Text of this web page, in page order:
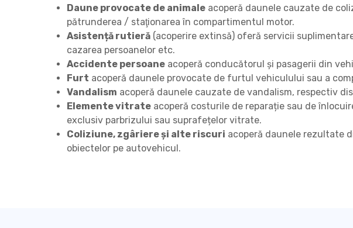
Daune provocate de animale acoperă daunele cauzate de
pătrunderea / staţionarea în compartimentul motor.
Asistență rutieră (acoperire extinsă) oferă servicii
cazarea persoanelor etc.
Accidente persoane acoperă conducătorul și pasagerii din
Furt acoperă daunele provocate de furtul vehiculului sau a
Vandalism acoperă daunele cauzate de vandalism, respectiv
Elemente vitrate acoperă costurile de reparație sau de
exclusiv parbrizului sau suprafețelor vitrate.
Coliziune, zgâriere și alte riscuri acoperă daunele rezultate
obiectelor pe autovehicul.Alegerea dumneavoastră privind fișierele